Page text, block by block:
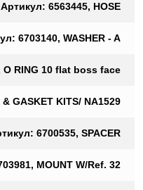
Артикул: 6563445, HOSE
6703140, WASHER - A
O RING 10 flat boss face
GASKET KITS/ NA1529
6700535, SPACER
MOUNT W/Ref. 32